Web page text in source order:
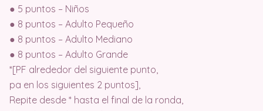
● 5 puntos – Niños
● 8 puntos – Adulto Pequeño
● 8 puntos – Adulto Mediano
● 8 puntos – Adulto Grande
*[PF alrededor del siguiente punto,
pa en los siguientes 2 puntos],
Repite desde * hasta el final de la ronda,